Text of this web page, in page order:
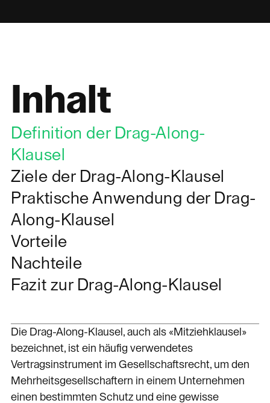
Inhalt
Definition der Drag-Along-
Klausel
Ziele der Drag-Along-Klausel
Praktische Anwendung der Drag-
Along-Klausel
Vorteile
Nachteile
Fazit zur Drag-Along-Klausel
Die Drag-Along-Klausel, auch als «Mitziehklausel»
bezeichnet, ist ein häufig verwendetes
Vertragsinstrument im Gesellschaftsrecht, um den
Mehrheitsgesellschaftern in einem Unternehmen
einen bestimmten Schutz und eine gewisse